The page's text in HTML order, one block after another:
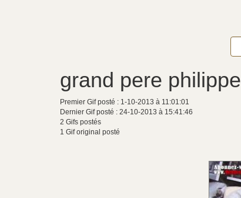
grand pere philippe
Premier Gif posté : 1-10-2013 à 11:01:01
Dernier Gif posté : 24-10-2013 à 15:41:46
2 Gifs postés
1 Gif original posté